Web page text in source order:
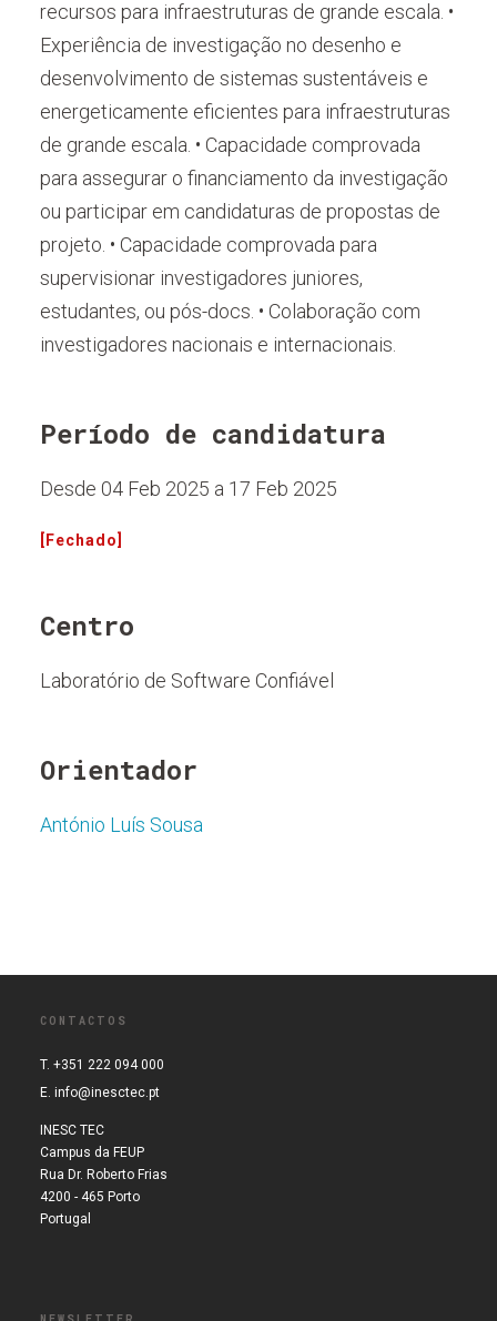
recursos para infraestruturas de grande escala. •
Experiência de investigação no desenho e
desenvolvimento de sistemas sustentáveis e
energeticamente eficientes para infraestruturas
de grande escala. • Capacidade comprovada
para assegurar o financiamento da investigação
ou participar em candidaturas de propostas de
projeto. • Capacidade comprovada para
supervisionar investigadores juniores,
estudantes, ou pós-docs. • Colaboração com
investigadores nacionais e internacionais.
Período de candidatura
Desde 04 Feb 2025 a 17 Feb 2025
[Fechado]
Centro
Laboratório de Software Confiável
Orientador
António Luís Sousa
CONTACTOS
T. +351 222 094 000
E. info@inesctec.pt
INESC TEC
Campus da FEUP
Rua Dr. Roberto Frias
4200 - 465 Porto
Portugal